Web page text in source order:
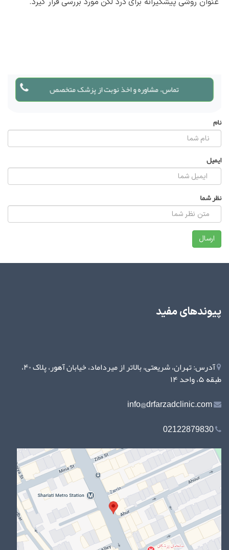
تماس، مشاوره و اخذ نوبت از پزشک متخصص
نام
ایمیل
نظر شما
پیوندهای مفید
آدرس: تهران، شریعتی، بالاتر از میرداماد، خیابان آهور، پلاک ۴۰،
طبقه ۵، واحد ۱۴
info@drfarzadclinic.com
02122879830